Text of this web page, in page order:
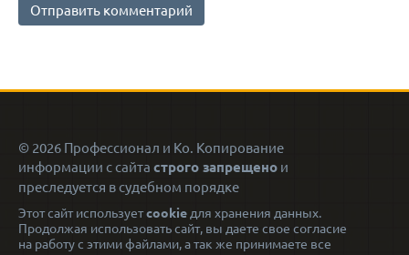
© 2026 Профессионал и Ко. Копирование
информации с сайта строго запрещено и
преследуется в судебном порядке
Этот сайт используетcookie для хранения данных.
Продолжая использовать сайт, вы даете свое согласие
на работу с этими файлами, а так же принимаете все